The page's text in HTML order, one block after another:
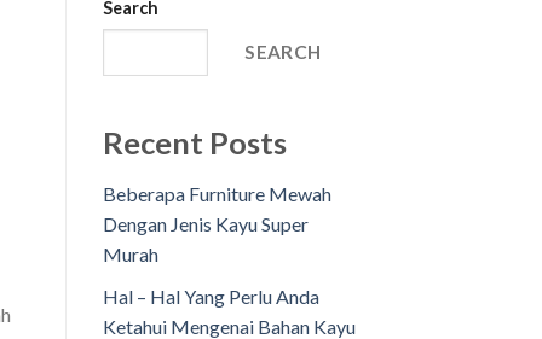
Search
SEARCH
Recent Posts
Beberapa Furniture Mewah
Dengan Jenis Kayu Super
Murah
Hal – Hal Yang Perlu Anda
Ketahui Mengenai Bahan Kayu